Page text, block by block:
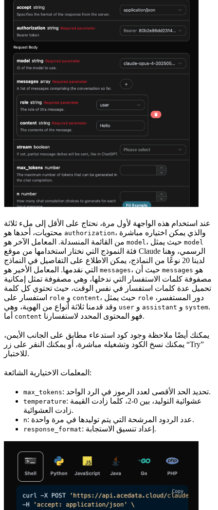
عند استخدام هذه الواجهة لأول مرة، نحتاج على الأقل إلى ملء ثلاثة
authorization، والذي يمكن اختياره مباشرة
model model
فئة النموذج التي نختار استخدامها من موقع Claude الرسمي، وهنا
لدينا 20 نوعًا من النماذج، يمكن الاطلاع على التفاصيل في النماذج
messages messages
مصفوفة كلمات الاستفسار التي ندخلها، وهي مصفوفة تمثل إمكانية
تحميل عدة كلمات استفسار في نفس الوقت، حيث تحتوي كل كلمة
role content role
user assistant system.
content فهو المحتوى المحدد لاستفسارنا.
يمكنك أيضًا ملاحظة وجود كود استدعاء مطابق على الجانب الأيمن،
يمكنك نسخ الكود وتشغيله مباشرة، أو يمكنك النقر على زر “Try”
للاختبار.
المعلمات الاختيارية الشائعة:
max_tokens : تحديد الحد الأقصى لعدد الرموز في الرد الواحد.
temperature: عشوائية التوليد، بين 0-2، كلما زادت القيمة
زادت العشوائية.
n : عدد الردود المرشحة التي يتم توليدها في مرة واحدة.
response_format : إعداد تنسيق الاستجابة.